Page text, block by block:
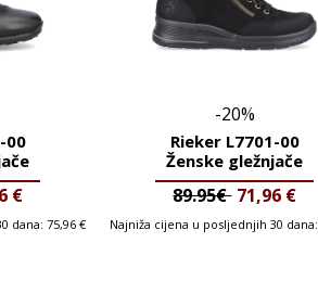
00
€
dana:75,96€
-20%
Rieker L7701-00
Ženske gležnjače
89.95€ 71,96 €
Najniža cijena u posljednjih 30 dana: